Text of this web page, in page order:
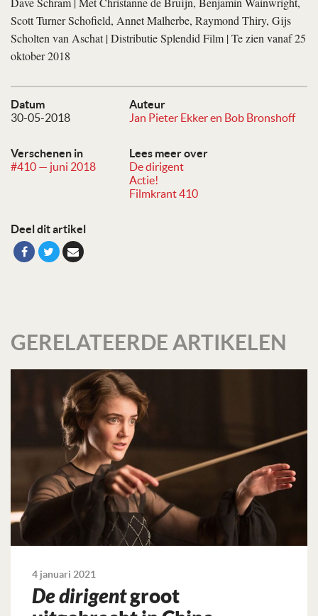
Datum
30-05-2018
Auteur
Jan Pieter Ekker en Bob Bronshoff
Verschenen in
#410 — juni 2018
Lees meer over
De dirigent
Actie!
Filmkrant 410
Deel dit artikel
Scott Turner Schofield, Annet Malherbe, Raymond Thiry, Gijs
Scholten van Aschat | Distributie Splendid Film | Te zien vanaf 25
oktober 2018
GERELATEERDE ARTIKELEN
4 januari 2021
De dirigentgroot